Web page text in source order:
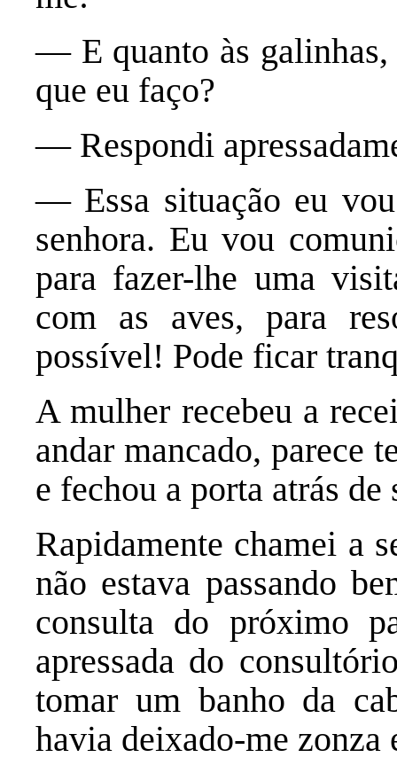
— E quanto às
que eu faço?
— Respondi
— Essa situação eu
senhora. Eu vou
para fazer-lhe uma
com as aves, para
possível! Pode ficar
A mulher recebeu a
andar mancado, parece
e fechou a porta atrás de
Rapidamente chamei a
não estava passando
consulta do próximo
apressada do
tomar um banho da
havia deixado-me zonza